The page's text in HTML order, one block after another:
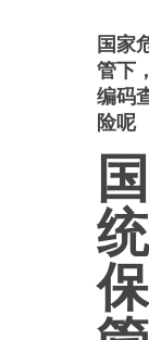
国家
管下
编码
险呢